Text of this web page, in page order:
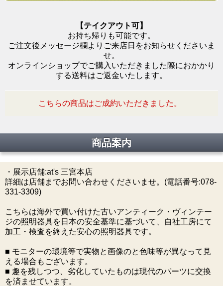
【テイクアウト可】
お持ち帰りも可能です。
ご注文後メッセージ欄よりご来店日をお知らせくださいま
せ。
オンラインショップでご購入いただきました際におかかり
する送料はご返金いたします。
こちらの商品はご成約いただきました。
商品案内
・展示店舗:at's 三宮本店
詳細は店舗までお問い合わせくださいませ。(電話番号:078-
331-3309)
こちらは海外で買い付けた古いアンティーク・ヴィンテー
ジの照明器具を日本の安全基準に基づいて、自社工房にて
加工・検査を終えた安心の照明器具です。
■ モニターの環境等で実物と画像のと色味等が異なって見
える場合もございます。
■ 趣を残しつつ、劣化していたものは現代のパーツに交換
を済ませています。